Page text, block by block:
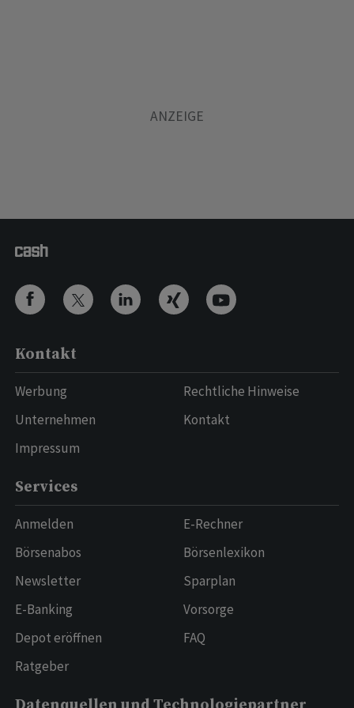
Kontakt
Werbung
Unternehmen
Impressum
Rechtliche Hinweise
Kontakt
Services
Anmelden
Börsenabos
Newsletter
E-Banking
Depot eröffnen
Ratgeber
E-Rechner
Börsenlexikon
Sparplan
Vorsorge
FAQ